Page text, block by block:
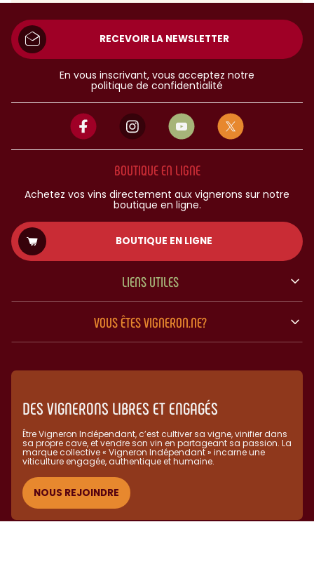
RECEVOIR LA NEWSLETTER
En vous inscrivant, vous acceptez notre
politique de confidentialité
BOUTIQUE EN LIGNE
Achetez vos vins directement aux vignerons sur notre
boutique en ligne.
BOUTIQUE EN LIGNE
LIENS UTILES
VOUS ÊTES VIGNERON.NE?
DES VIGNERONS LIBRES ET ENGAGÉS
Être Vigneron Indépendant, c’est cultiver sa vigne, vinifier dans
sa propre cave, et vendre son vin en partageant sa passion. La
marque collective « Vigneron Indépendant » incarne une
viticulture engagée, authentique et humaine.​
NOUS REJOINDRE